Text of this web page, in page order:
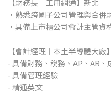
【財務長｜工用網通】新北
・熟悉跨國子公司管理與合併
・具備上市櫃公司會計主管資
【會計經理｜本土半導體大廠
- 具備財務、稅務、AP、AR
- 具備管理經驗
- 精通英文